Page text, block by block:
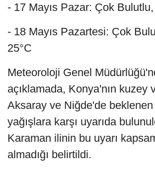
- 17 Mayıs Pazar: Çok Bulutlu,
- 18 Mayıs Pazartesi: Çok
25°C
Meteoroloji Genel
açıklamada, Konya'nın kuzey
Aksaray ve Niğde'de
yağışlara karşı uyarıda
Karaman ilinin bu uyarı
almadığı belirtildi.